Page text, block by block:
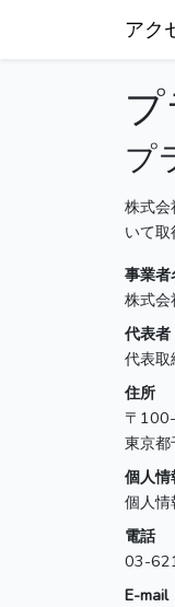
アク
プ
株式
いて取
事業者
株式会
代表者
代表
住所
〒
東京
個人情
個人
電話
03-
E-mail